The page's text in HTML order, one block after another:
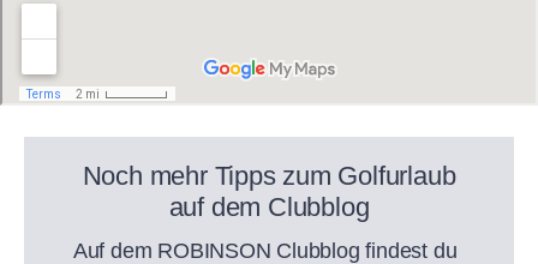
Noch mehr Tipps zum Golfurlaub
auf dem Clubblog
Auf dem ROBINSON Clubblog findest du